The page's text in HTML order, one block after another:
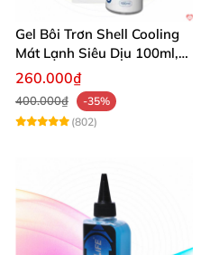
Gel Bôi Trơn Shell Cooling
Mát Lạnh Siêu Dịu 100ml,
Tăng Khoái Cảm
260.000₫
400.000₫
-35%
(802)